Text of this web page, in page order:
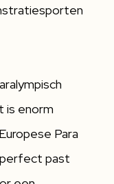
is enorm
Para
perfect past